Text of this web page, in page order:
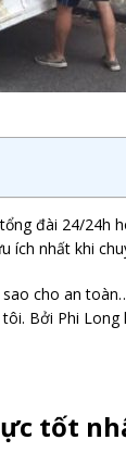
đài 24/24h
ích nhất khi
cho an
Bởi Phi
tốt